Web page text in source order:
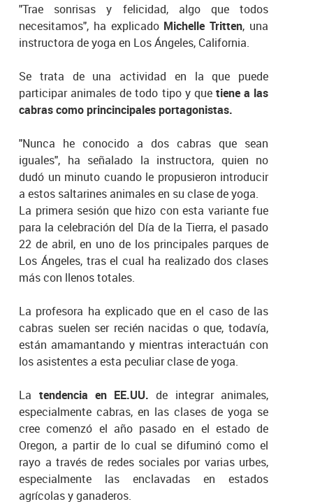
"Trae sonrisas y felicidad, algo que todos
necesitamos", ha explicadoMichelle Tritten, una
instructora de yoga en Los Ángeles, California.
Se trata de una actividad en la que puede
participar animales de todo tipo y quetiene a las
cabras como princincipales portagonistas.
"Nunca he conocido a dos cabras que sean
iguales", ha señalado la instructora, quien no
dudó un minuto cuando le propusieron introducir
a estos saltarines animales en su clase de yoga.
La primera sesión que hizo con esta variante fue
para la celebración del Día de la Tierra, el pasado
22 de abril, en uno de los principales parques de
Los Ángeles, tras el cual ha realizado dos clases
más con llenos totales.
La profesora ha explicado que en el caso de las
cabras suelen ser recién nacidas o que, todavía,
están amamantando y mientras interactuán con
los asistentes a esta peculiar clase de yoga.
La tendencia en EE.UU. de integrar animales,
especialmente cabras, en las clases de yoga se
cree comenzó el año pasado en el estado de
Oregon, a partir de lo cual se difuminó como el
rayo a través de redes sociales por varias urbes,
especialmente las enclavadas en estados
agrícolas y ganaderos.